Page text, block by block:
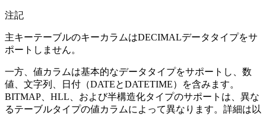
注記
主キーテーブルのキーカラムはDECIMALデータタイプをサ
ポートしません。
一方、値カラムは基本的なデータタイプをサポートし、数
値、文字列、日付（DATEとDATETIME）を含みます。
BITMAP、HLL、および半構造化タイプのサポートは、異な
るテーブルタイプの値カラムによって異なります。詳細は以